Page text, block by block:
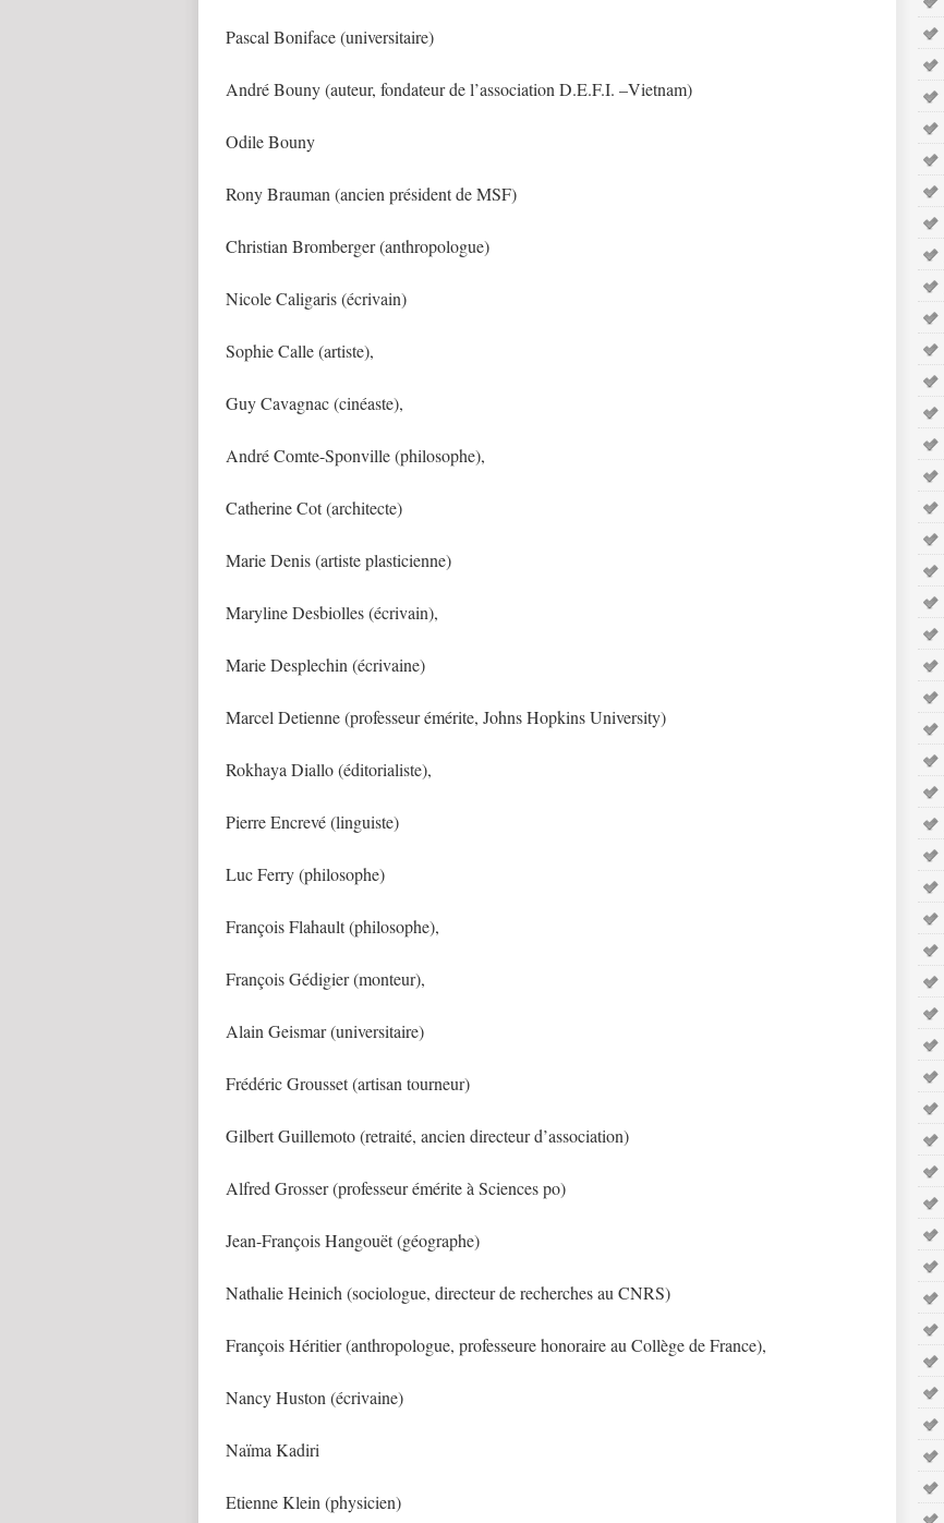
Pascal Boniface (universitaire)
André Bouny (auteur, fondateur de l’association D.E.F.I. –Vietnam)
Odile Bouny
Rony Brauman (ancien président de MSF)
Christian Bromberger (anthropologue)
Nicole Caligaris (écrivain)
Sophie Calle (artiste),
Guy Cavagnac (cinéaste),
André Comte-Sponville (philosophe),
Catherine Cot (architecte)
Marie Denis (artiste plasticienne)
Maryline Desbiolles (écrivain),
Marie Desplechin (écrivaine)
Marcel Detienne (professeur émérite, Johns Hopkins University)
Rokhaya Diallo (éditorialiste),
Pierre Encrevé (linguiste)
Luc Ferry (philosophe)
François Flahault (philosophe),
François Gédigier (monteur),
Alain Geismar (universitaire)
Frédéric Grousset (artisan tourneur)
Gilbert Guillemoto (retraité, ancien directeur d’association)
Alfred Grosser (professeur émérite à Sciences po)
Jean-François Hangouët (géographe)
Nathalie Heinich (sociologue, directeur de recherches au CNRS)
François Héritier (anthropologue, professeure honoraire au Collège de France),
Nancy Huston (écrivaine)
Naïma Kadiri
Etienne Klein (physicien)